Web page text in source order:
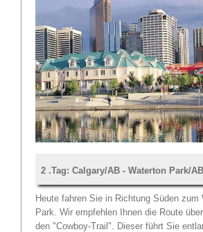
2 .Tag: Calgary/AB - Waterton Park/AB
Heute fahren Sie in Richtung Süden zum
Park. Wir empfehlen Ihnen die Route
den "Cowboy-Trail". Dieser führt Sie